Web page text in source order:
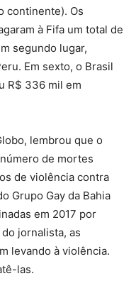
continente). Os
à Fifa um total de
segundo lugar,
Em sexto, o Brasil
R$ 336 mil em
lembrou que o
de mortes
de violência contra
Grupo Gay da Bahia
em 2017 por
jornalista, as
levando à violência.
las.